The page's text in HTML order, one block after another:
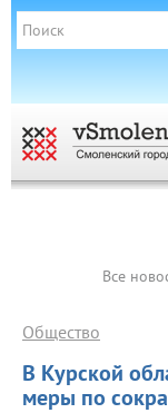
Все
В Курской
меры по
Общество